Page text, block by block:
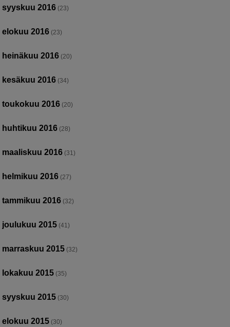
syyskuu 2016 (23)
elokuu 2016 (23)
heinäkuu 2016 (20)
kesäkuu 2016 (34)
toukokuu 2016 (20)
huhtikuu 2016 (28)
maaliskuu 2016 (31)
helmikuu 2016 (27)
tammikuu 2016 (32)
joulukuu 2015 (41)
marraskuu 2015 (32)
lokakuu 2015 (35)
syyskuu 2015 (30)
elokuu 2015 (30)